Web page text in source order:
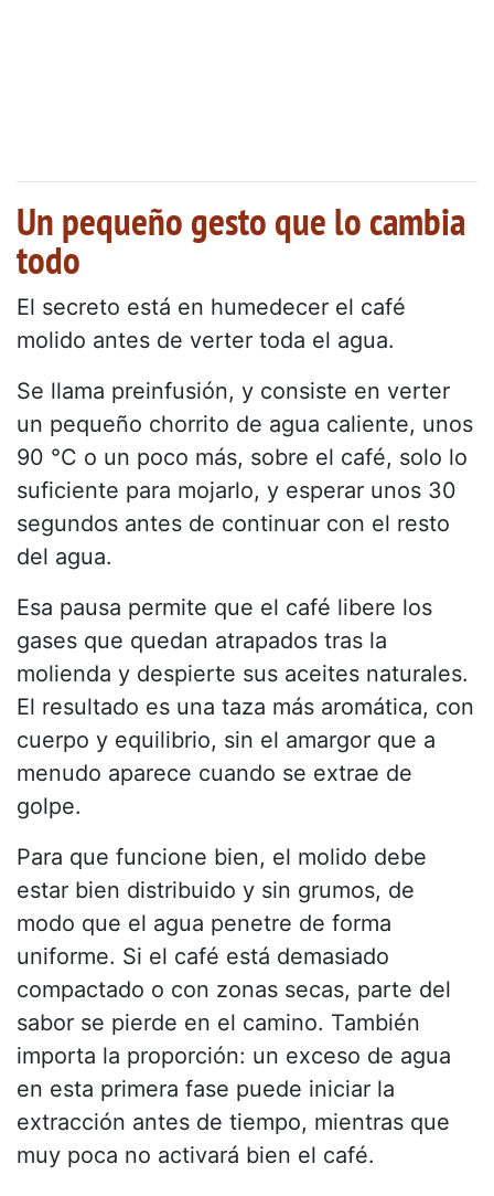
Un pequeño gesto que lo cambia
todo
El secreto está en humedecer el café
molido antes de verter toda el agua.
Se llama preinfusión, y consiste en verter
un pequeño chorrito de agua caliente, unos
90 °C o un poco más, sobre el café, solo lo
suficiente para mojarlo, y esperar unos 30
segundos antes de continuar con el resto
del agua.
Esa pausa permite que el café libere los
gases que quedan atrapados tras la
molienda y despierte sus aceites naturales.
El resultado es una taza más aromática, con
cuerpo y equilibrio, sin el amargor que a
menudo aparece cuando se extrae de
golpe.
Para que funcione bien, el molido debe
estar bien distribuido y sin grumos, de
modo que el agua penetre de forma
uniforme. Si el café está demasiado
compactado o con zonas secas, parte del
sabor se pierde en el camino. También
importa la proporción: un exceso de agua
en esta primera fase puede iniciar la
extracción antes de tiempo, mientras que
muy poca no activará bien el café.